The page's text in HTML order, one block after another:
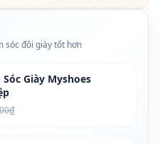
sóc đôi giày tốt hơn
Giày Myshoes